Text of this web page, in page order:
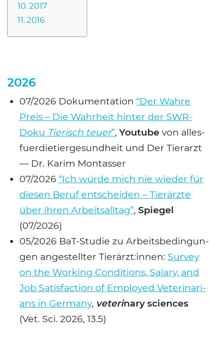
2017
2016
2026
07/2026 Doku­men­ta­ti­on “Der Wah­re
Preis – Die Wahr­heit hin­ter der SWR-
Doku Tie­risch teu­er”, You­tube von alles­
fuer­die­tier­ge­sund­heit und Der Tier­arzt
— Dr. Karim Mon­tas­ser
07/2026 “Ich wür­de mich nie wie­der für
die­sen Beruf ent­schei­den – Tier­ärz­te
über ihren Arbeits­all­tag”, Spie­gel
(07/2026)
05/2026 BaT-Stu­die zu Arbeits­be­din­gun­
gen ange­stell­ter Tierärzt:innen: Sur­vey
on the Working Con­di­ti­ons, Sala­ry, and
Job Satis­fac­tion of Employ­ed Vete­ri­na­ri­
ans in Ger­ma­ny, vete­rinary sci­en­ces
(Vet. Sci. 2026, 13.5)